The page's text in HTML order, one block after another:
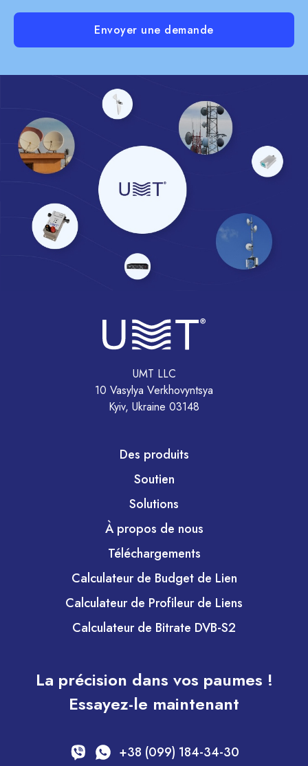
UMT LLC
10 Vasylya Verkhovyntsya
Kyiv, Ukraine 03148
Des produits
Soutien
Solutions
À propos de nous
Téléchargements
Calculateur de Budget de Lien
Calculateur de Profileur de Liens
Calculateur de Bitrate DVB-S2
La précision dans vos paumes !
Essayez-le maintenant
+38 (099) 184-34-30